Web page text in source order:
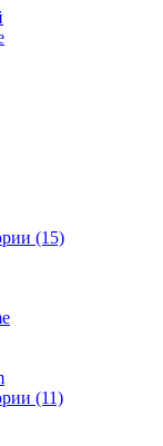
(15)
(11)